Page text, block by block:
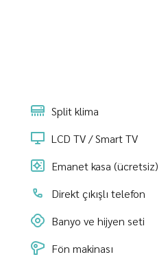
Split klima
LCD TV / Smart TV
Emanet kasa (ücretsiz)
Direkt çıkışlı telefon
Banyo ve hijyen seti
Fön makinası